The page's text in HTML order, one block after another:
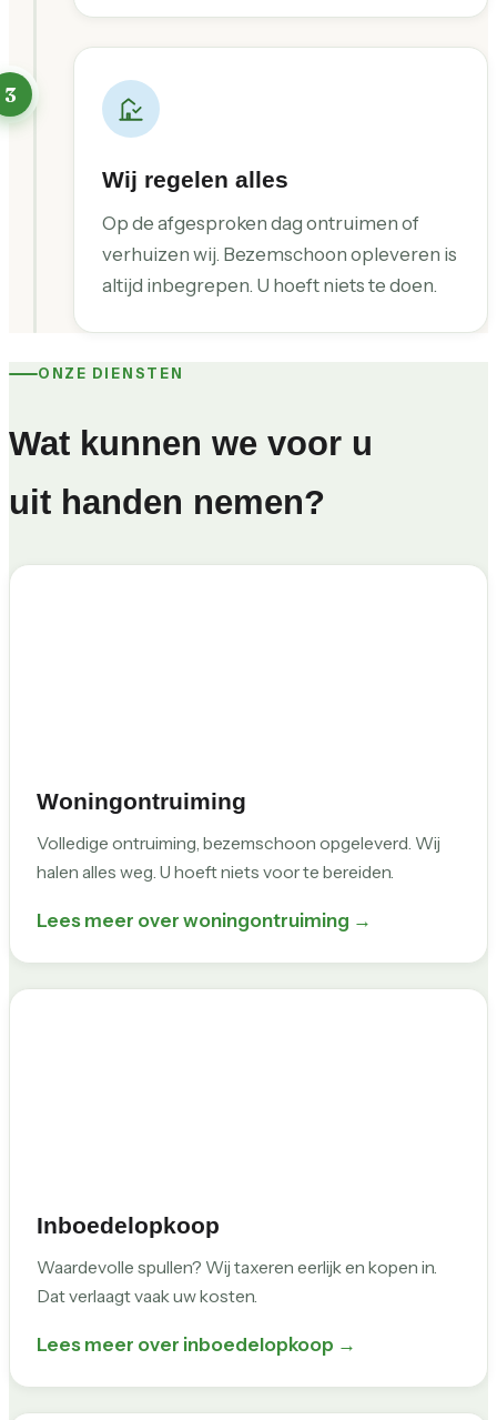
3
Wij regelen alles
Op de afgesproken dag ontruimen of
verhuizen wij. Bezemschoon opleveren is
altijd inbegrepen. U hoeft niets te doen.
ONZE DIENSTEN
Wat kunnen we voor u
uit handen nemen?
Woningontruiming
Volledige ontruiming, bezemschoon opgeleverd. Wij
halen alles weg. U hoeft niets voor te bereiden.
Lees meer over woningontruiming →
Inboedelopkoop
Waardevolle spullen? Wij taxeren eerlijk en kopen in.
Dat verlaagt vaak uw kosten.
Lees meer over inboedelopkoop →